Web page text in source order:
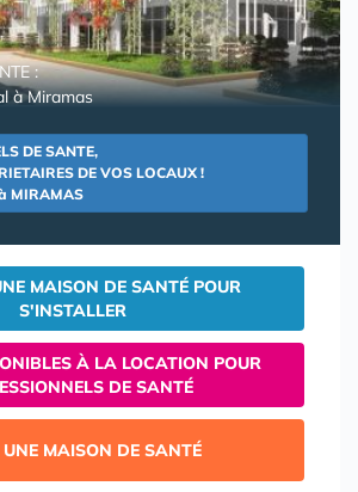
:
à Miramas
DE SANTE,
DE VOS LOCAUX !
MIRAMAS
MAISON DE SANTÉ POUR
S'INSTALLER
À LA LOCATION POUR
DE SANTÉ
UNE MAISON DE SANTÉ